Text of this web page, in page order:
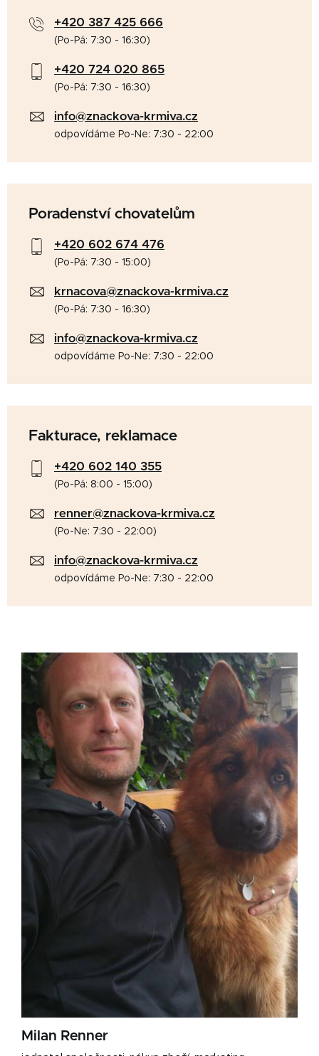
+420 387 425 666
(Po-Pá: 7:30 - 16:30)
+420 724 020 865
(Po-Pá: 7:30 - 16:30)
info@znackova-krmiva.cz
odpovídáme Po-Ne: 7:30 - 22:00
Poradenství chovatelům
+420 602 674 476
(Po-Pá: 7:30 - 15:00)
krnacova@znackova-krmiva.cz
(Po-Pá: 7:30 - 16:30)
info@znackova-krmiva.cz
odpovídáme Po-Ne: 7:30 - 22:00
Fakturace, reklamace
+420 602 140 355
(Po-Pá: 8:00 - 15:00)
renner@znackova-krmiva.cz
(Po-Ne: 7:30 - 22:00)
info@znackova-krmiva.cz
odpovídáme Po-Ne: 7:30 - 22:00
Milan Renner